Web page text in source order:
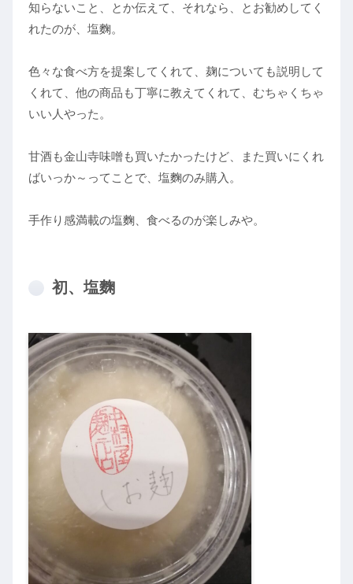
知らないこと、とか伝えて、それなら、とお勧めしてく
れたのが、塩麴。
色々な食べ方を提案してくれて、麹についても説明して
くれて、他の商品も丁寧に教えてくれて、むちゃくちゃ
いい人やった。
甘酒も金山寺味噌も買いたかったけど、また買いにくれ
ばいっか～ってことで、塩麴のみ購入。
手作り感満載の塩麴、食べるのが楽しみや。
初、塩麴